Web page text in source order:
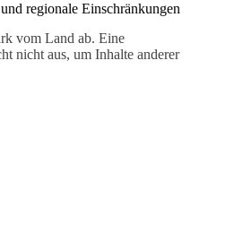
regionale Einschränkungen
vom Land ab. Eine
nicht aus, um Inhalte anderer